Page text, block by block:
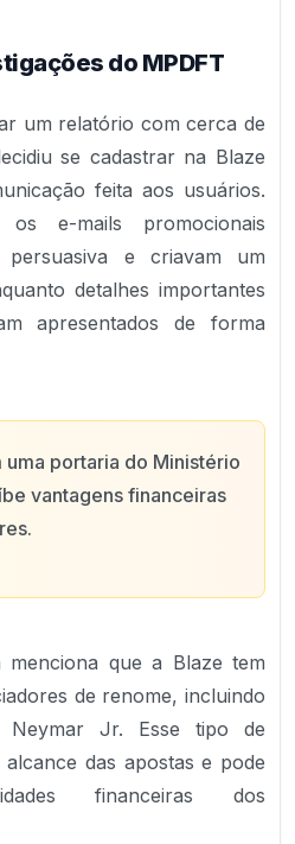
do MPDFT
um relatório com cerca de
se cadastrar na Blaze
feita aos usuários.
e-mails promocionais
persuasiva e criavam um
detalhes importantes
apresentados de forma
uma portaria do Ministério
vantagens financeiras
que a Blaze tem
de renome, incluindo
Jr. Esse tipo de
das apostas e pode
financeiras dos